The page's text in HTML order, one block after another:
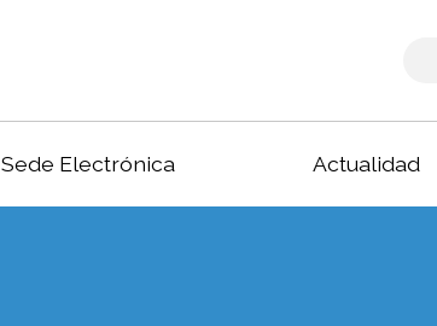
Sede Electrónica Actualidad